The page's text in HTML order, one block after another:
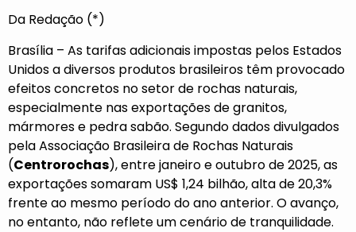
Da Redação (*)
Brasília – As tarifas adicionais impostas pelos Estados
Unidos a diversos produtos brasileiros têm provocado
efeitos concretos no setor de rochas naturais,
especialmente nas exportações de granitos,
mármores e pedra sabão. Segundo dados divulgados
pela Associação Brasileira de Rochas Naturais
(Centrorochas), entre janeiro e outubro de 2025, as
exportações somaram US$ 1,24 bilhão, alta de 20,3%
frente ao mesmo período do ano anterior. O avanço,
no entanto, não reflete um cenário de tranquilidade.